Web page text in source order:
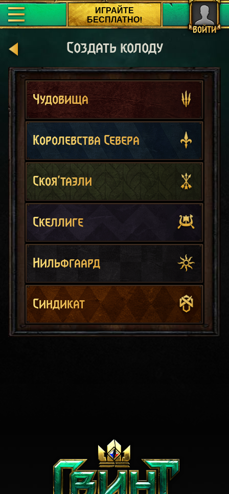
ВОЙТИ
ИГРАЙТЕ
БЕСПЛАТНО!
Создать колоду
Чудовища
Королевства Севера
Скоя'таэли
Скеллиге
Нильфгаард
Синдикат